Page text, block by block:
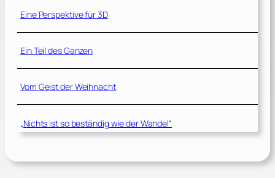
Eine Perspektive für 3D
Ein Teil des Ganzen
Vom Geist der Weihnacht
„Nichts ist so beständig wie der Wandel“